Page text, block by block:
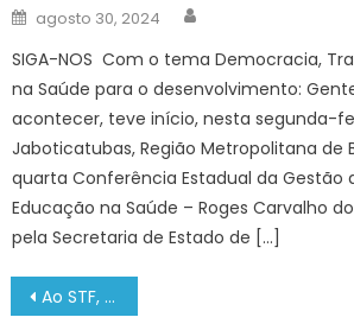
Posted
on
agosto 30, 2024
SIGA-NOS Com o tema Democracia,
na Saúde para o desenvolvimento:
acontecer, teve início, nesta segunda-
Jaboticatubas, Região Metropolitana de
quarta Conferência Estadual da Gestão
Educação na Saúde – Roges Carvalho
pela Secretaria de Estado de […]
Navegação
Ao STF, Bolsonaro nega ter cogitado plano de golpe de Estado